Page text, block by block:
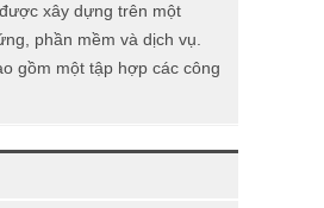
xây dựng trên một
phần mềm và dịch vụ.
gồm một tập hợp các công